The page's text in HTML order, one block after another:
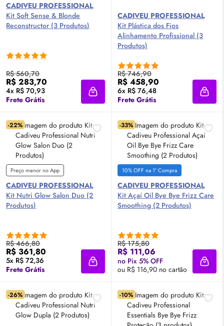
CADIVEU PROFESSIONAL
Kit Soft Sense & Blonde
Reconstructor (3 Produtos)
R$ 560,70
R$ 283,70
4x R$ 70,93
Frete Grátis
Adicionar à sacola
CADIVEU PROFESSIONAL
Kit Plástica dos Fios
Alinhamento Profissional (3
Produtos)
R$ 746,90
R$ 458,90
6x R$ 76,48
Frete Grátis
-22%
Preço menor no App
CADIVEU PROFESSIONAL
Kit NutriGlow Salon Duo (2
Produtos)
R$ 466,80
R$ 361,80
5x R$ 72,36
Frete Grátis
Adicionar à sacola
-33%
10% OFF na 1ª Compra
CADIVEU PROFESSIONAL
Kit AçaíOil Bye Bye Frizz Care
Smoothing (2 Produtos)
R$ 175,80
R$ 111,06
no Pix 5% OFF
ou R$ 116,90 no cartão
-26% -10%